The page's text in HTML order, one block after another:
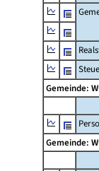
Gemeinde:
Gemeinde: